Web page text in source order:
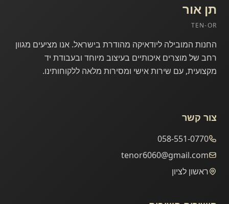
תן אור
TEN-OR
אודותינו
החנות המובילה ליודאיקה מהודרת בישראל. אנו מציעים מגוון
רחב של מוצרים איכותיים בעיצוב מיוחד ובעבודת יד
מקצועית, עם שירות אישי ומסירות מלאה ללקוחותינו.
צור קשר
058-551-0770
tenor6060@gmail.com
ראשון לציון